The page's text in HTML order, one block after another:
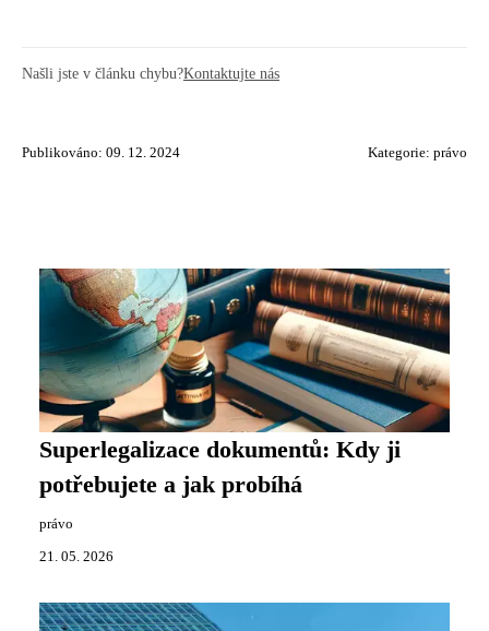
Našli jste v článku chybu?Kontaktujte nás
Publikováno: 09. 12. 2024 Kategorie: právo
Superlegalizace dokumentů: Kdy ji
potřebujete a jak probíhá
právo
21. 05. 2026